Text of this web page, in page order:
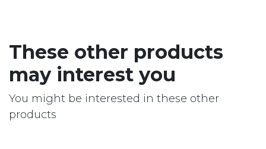
These other products
may interest you
You might be interested in these other
products